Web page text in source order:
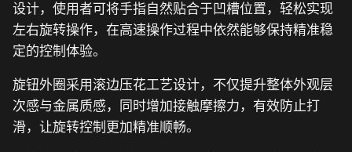
设计，使用者可将手指自然贴合于凹槽位置，轻松实现
左右旋转操作，在高速操作过程中依然能够保持精准稳
定的控制体验。
旋钮外圈采用滚边压花工艺设计，不仅提升整体外观层
次感与金属质感，同时增加接触摩擦力，有效防止打
滑，让旋转控制更加精准顺畅。